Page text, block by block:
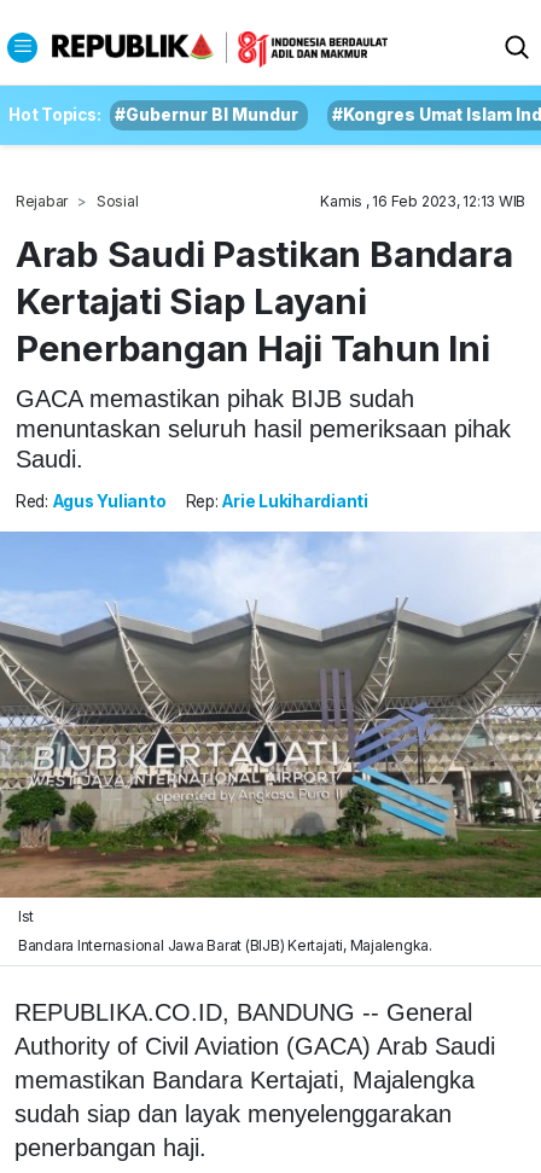
Hot Topics: #Gubernur BI Mundur #Kongres Umat Islam
Rejabar Sosial Kamis , 16 Feb 2023, 12:13 WIB
Arab Saudi Pastikan Bandara
Kertajati Siap Layani
Penerbangan Haji Tahun Ini
GACA memastikan pihak BIJB sudah
menuntaskan seluruh hasil pemeriksaan pihak
Saudi.
Red: Agus Yulianto Rep: Arie Lukihardianti
Ist
Bandara Internasional Jawa Barat (BIJB) Kertajati, Majalengka.
REPUBLIKA.CO.ID, BANDUNG -- General
Authority of Civil Aviation (GACA) Arab Saudi
memastikan Bandara Kertajati, Majalengka
sudah siap dan layak menyelenggarakan
penerbangan haji.